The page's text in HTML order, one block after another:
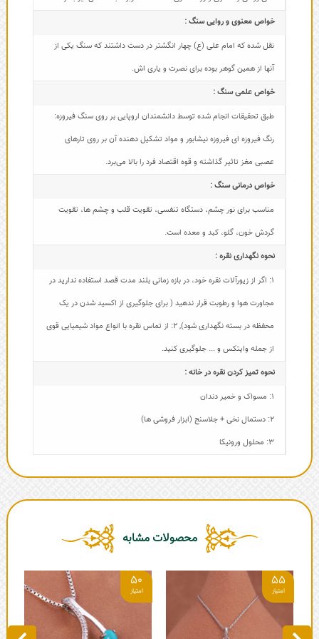
خواص معنوی و روایی سنگ :
نقل شده که امام علی (ع) چهار انگشتر در دست داشتند که سنگ یکی از
آنها از همین گوهر بوده برای نصرت و یاری اش.
خواص علمی سنگ :
طبق تحقیقات انجام شده توسط دانشمندان اروپایی بر روی سنگ فیروزه:
رنگ فیروزه ای فیروزه نیشابور و مواد تشکیل دهنده آن بر روی تارهای
عصبی مغز تاثیر گذاشته و قوه اقتصاد فرد را بالا می‌برد.
خواص درمانی سنگ :
مناسب برای نور چشم، دستگاه تنفسی، تقویت قلب و چشم ها، تقویت
گردش خون، گلو، کبد و معده است.
نحوه نگهداری نقره :
1: اگر از زیورآلات نقره خود، در بازه زمانی بلند مدت قصد استفاده ندارید در
مجاورت هوا و رطوبت قرار ندهید ( برای جلوگیری از اکسید شدن در یک
محفظه در بسته نگهداری شود), 2: از تماس نقره با انواع مواد شیمیایی قوی
از جمله وایتکس و ... جلوگیری کنید.
نحوه تمیز کردن نقره در خانه :
1: مسواک و خمیر دندان
2: دستمال نخی + جلاسنج (ابزار فروشی ها)
3: محلول ورونیکا
محصولات مشابه
55
50